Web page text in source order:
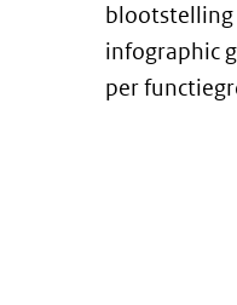
blootstelling
infographic
per